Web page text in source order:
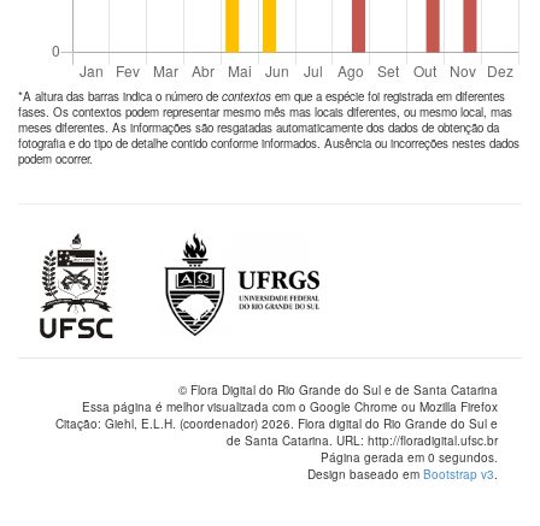
*A altura das barras indica o número de contextos em que a espécie foi registrada em diferentes
fases. Os contextos podem representar mesmo mês mas locais diferentes, ou mesmo local, mas
meses diferentes. As informações são resgatadas automaticamente dos dados de obtenção da
fotografia e do tipo de detalhe contido conforme informados. Ausência ou incorreções nestes dados
podem ocorrer.
© Flora Digital do Rio Grande do Sul e de Santa Catarina
Essa página é melhor visualizada com o Google Chrome ou Mozilla Firefox
Citação: Giehl, E.L.H. (coordenador) 2026. Flora digital do Rio Grande do Sul e
de Santa Catarina. URL: http://floradigital.ufsc.br
Página gerada em 0 segundos.
Design baseado em Bootstrap v3.